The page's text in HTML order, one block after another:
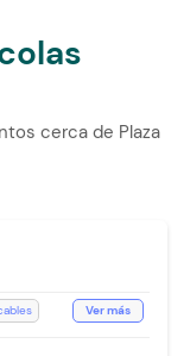
cerca de Plaza
Ver más